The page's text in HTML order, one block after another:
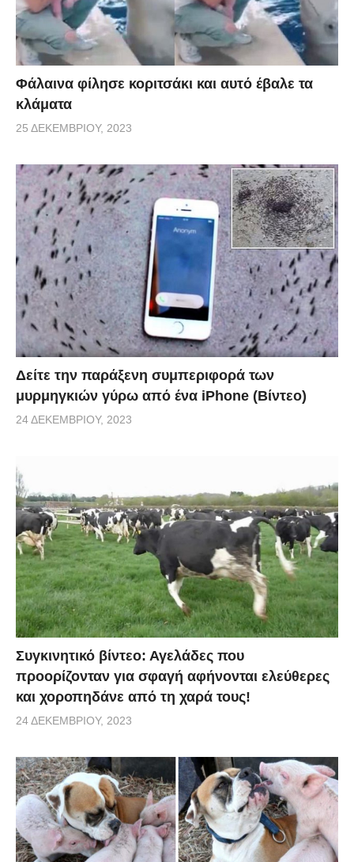
Φάλαινα φίλησε κοριτσάκι και αυτό έβαλε τα
κλάματα
25 ΔΕΚΕΜΒΡΊΟΥ, 2023
Δείτε την παράξενη συμπεριφορά των
μυρμηγκιών γύρω από ένα iPhone (Βίντεο)
24 ΔΕΚΕΜΒΡΊΟΥ, 2023
Συγκινητικό βίντεο: Αγελάδες που
προορίζονταν για σφαγή αφήνονται ελεύθερες
και χοροπηδάνε από τη χαρά τους!
24 ΔΕΚΕΜΒΡΊΟΥ, 2023